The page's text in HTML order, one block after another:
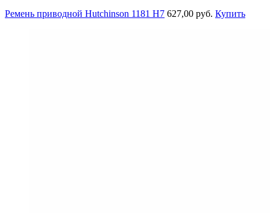
Ремень приводной Hutchinson 1181 H7 627,00 руб. Купить